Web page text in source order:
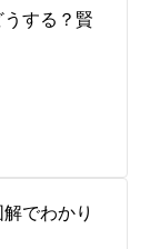
する？賢
でわかり